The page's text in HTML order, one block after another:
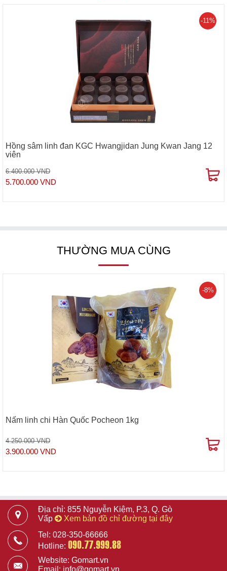
Hồng sâm linh đan KGC Hwangjidan Jung Kwan Jang 12
viên
6.400.000 VND
5.700.000 VND
-11%
THƯỜNG MUA CÙNG
Nấm linh chi Hàn Quốc Pocheon 1kg
4.250.000 VND
3.900.000 VND
-8%
Địa chỉ: 855 Nguyễn Kiệm, P.3, Q. Gò
Vấp
Xem bản đồ chỉ đường tại đây
Tel: 028-350-66666
Hotline: 090.77.999.88
Website: Gomart.vn
Email: info@gomart.vn